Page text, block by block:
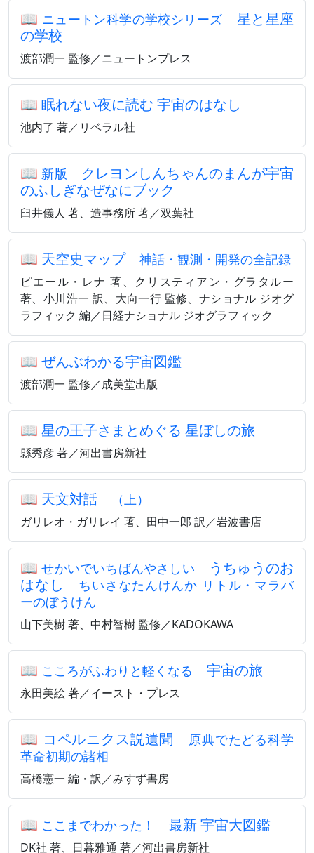
📖 ニュートン科学の学校シリーズ 星と星座
の学校
渡部潤一 監修／ニュートンプレス
📖 眠れない夜に読む 宇宙のはなし
池内了 著／リベラル社
📖 新版
クレヨンしんちゃんのまんが宇宙
のふしぎなぜなにブック
臼井儀人 著、造事務所 著／双葉社
📖 天空史マップ 神話・観測・開発の全記録
ピエール・レナ 著、クリスティアン・グラタルー
著、小川浩一 訳、大向一行 監修、ナショナル ジオグ
ラフィック 編／日経ナショナル ジオグラフィック
📖 ぜんぶわかる宇宙図鑑
渡部潤一 監修／成美堂出版
📖 星の王子さまとめぐる 星ぼしの旅
縣秀彦 著／河出書房新社
📖 天文対話 （上）
ガリレオ・ガリレイ 著、田中一郎 訳／岩波書店
📖せかいでいちばんやさしい うちゅうのお
はなし ちいさなたんけんか リトル・マラバ
ーのぼうけん
山下美樹 著、中村智樹 監修／KADOKAWA
📖 こころがふわりと軽くなる 宇宙の旅
永田美絵 著／イースト・プレス
📖 コペルニクス説遺聞
原典でたどる科学
革命初期の諸相
高橋憲一 編・訳／みすず書房
📖 ここまでわかった！ 最新 宇宙大図鑑
DK社 著、日暮雅通 著／河出書房新社